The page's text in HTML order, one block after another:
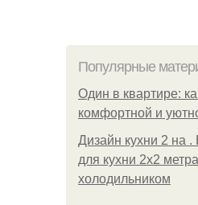
Популярные
Один в квартире:
комфортной и
Дизайн кухни 2 на
для кухни 2х2
холодильником